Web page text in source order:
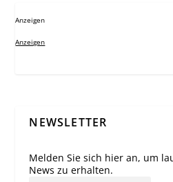
Anzeigen
Anzeigen
NEWSLETTER
Melden Sie sich hier an, um
News zu erhalten.